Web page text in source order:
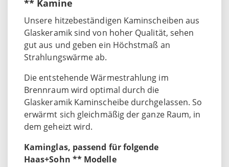
** Kamine
Unsere hitzebeständigen Kaminscheiben aus
Glaskeramik sind von hoher Qualität, sehen
gut aus und geben ein Höchstmaß an
Strahlungswärme ab.
Die entstehende Wärmestrahlung im
Brennraum wird optimal durch die
Glaskeramik Kaminscheibe durchgelassen. So
erwärmt sich gleichmäßig der ganze Raum, in
dem geheizt wird.
Kaminglas, passend für folgende
Haas+Sohn ** Modelle